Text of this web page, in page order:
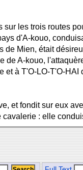
les trois routes
d'A-kouo,
de Mien, était
A-kouo,
à T'O-LO-T'O-
et fondit sur eux
: elle